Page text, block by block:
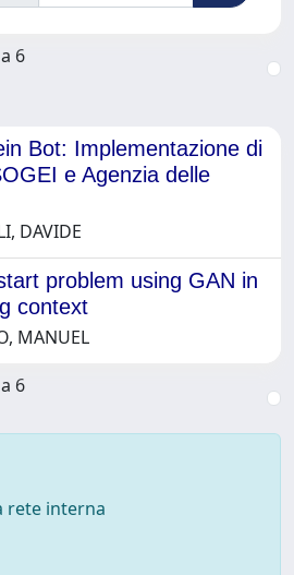
6
Bot: Implementazione di
e Agenzia delle
DAVIDE
problem using GAN in
context
MANUEL
6
rete interna